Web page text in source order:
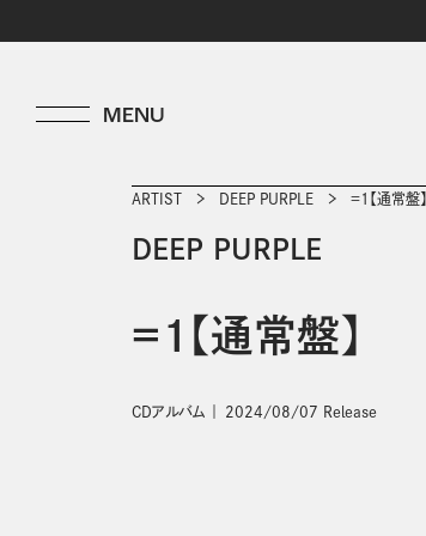
ARTIST DEEP PURPLE ＝1【通常盤】
DEEP PURPLE
＝1【通常盤】
CDアルバム 2024/08/07 Release